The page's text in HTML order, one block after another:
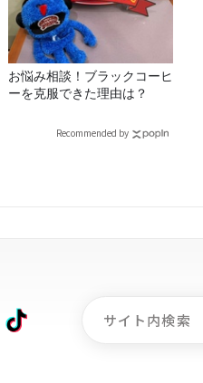
お悩み相談！ブラックコーヒ
ーを克服できた理由は？
Recommended by